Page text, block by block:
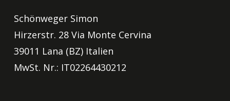
Schönweger Simon
Hirzerstr. 28 Via Monte Cervina
39011 Lana (BZ) Italien
MwSt. Nr.: IT02264430212